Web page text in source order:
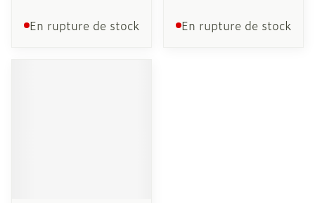
En rupture de stock En rupture de stock